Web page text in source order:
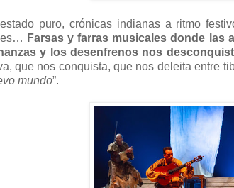
puro, crónicas indianas a ritmo
Farsas y farras musicales donde las
y los desenfrenos nos
que nos conquista, que nos deleita entre
mundo”.